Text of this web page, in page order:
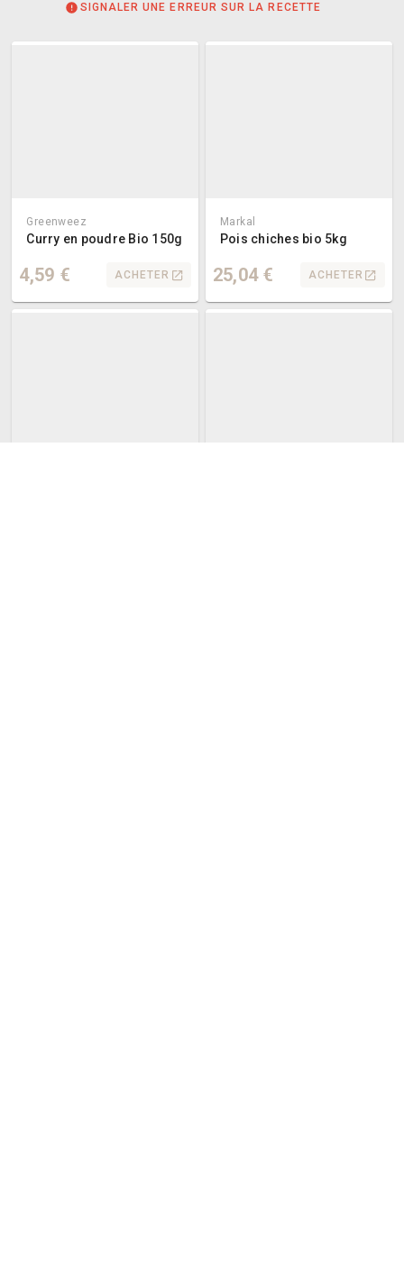
SIGNALER UNE ERREUR SUR LA RECETTE
Greenweez
Curry en poudre Bio 150g
4,59 € ACHETER
Markal
Pois chiches bio 5kg
25,04 € ACHETER